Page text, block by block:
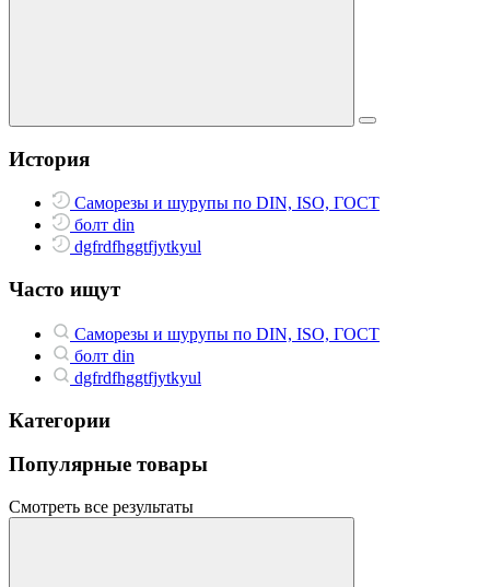
История
Саморезы и шурупы по DIN, ISO, ГОСТ
болт din
dgfrdfhggtfjytkyul
Часто ищут
Саморезы и шурупы по DIN, ISO, ГОСТ
болт din
dgfrdfhggtfjytkyul
Категории
Популярные товары
Смотреть все результаты